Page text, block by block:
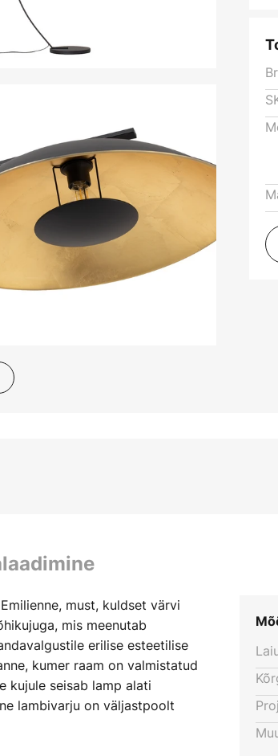
must, kuldset värvi
mis meenutab
erilise esteetilise
kumer raam on valmistatud
kujule seisab lamp alati
lambivarju on väljastpoolt
on see kaetud peene